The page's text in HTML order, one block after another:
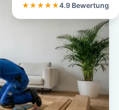
★★★★★4.9 Bewertung